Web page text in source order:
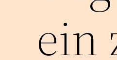
ein